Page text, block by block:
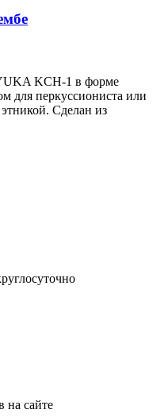
KCH-1 в форме
для перкуссиониста или
Сделан из
на сайте